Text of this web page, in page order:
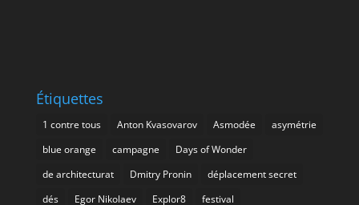
Étiquettes
1 contre tous Anton Kvasovarov Asmodée
asymétrie
blue orange
campagne
Days of Wonder
de architecturat
Dmitry Pronin
déplacement secret
dés
Egor Nikolaev Explor8
festival